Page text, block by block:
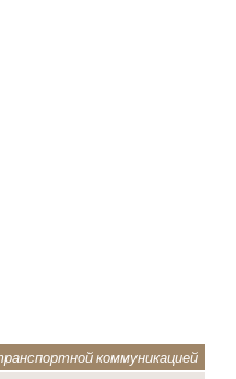
коммуникацией